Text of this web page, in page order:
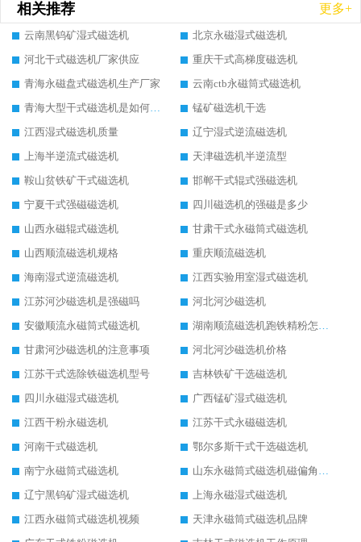
相关推荐 更多+
云南黑钨矿湿式磁选机
北京永磁湿式磁选机
河北干式磁选机厂家供应
重庆干式高梯度磁选机
青海永磁盘式磁选机生产厂家
云南ctb永磁筒式磁选机
青海大型干式磁选机是如何选矿的
锰矿磁选机干选
江西湿式磁选机质量
辽宁湿式逆流磁选机
上海半逆流式磁选机
天津磁选机半逆流型
鞍山贫铁矿干式磁选机
邯郸干式辊式强磁选机
宁夏干式强磁磁选机
四川磁选机的强磁是多少
山西永磁辊式磁选机
甘肃干式永磁筒式磁选机
山西顺流磁选机规格
重庆顺流磁选机
海南湿式逆流磁选机
江西实验用室湿式磁选机
江苏河沙磁选机是强磁吗
河北河沙磁选机
安徽顺流永磁筒式磁选机
湖南顺流磁选机跑铁精粉怎么处理
甘肃河沙磁选机的注意事项
河北河沙磁选机价格
江苏干式选除铁磁选机型号
吉林铁矿干选磁选机
四川永磁湿式磁选机
广西锰矿湿式磁选机
江西干粉永磁选机
江苏干式永磁磁选机
河南干式磁选机
鄂尔多斯干式干选磁选机
南宁永磁筒式磁选机
山东永磁筒式磁选机磁偏角怎么调整
辽宁黑钨矿湿式磁选机
上海永磁湿式磁选机
江西永磁筒式磁选机视频
天津永磁筒式磁选机品牌